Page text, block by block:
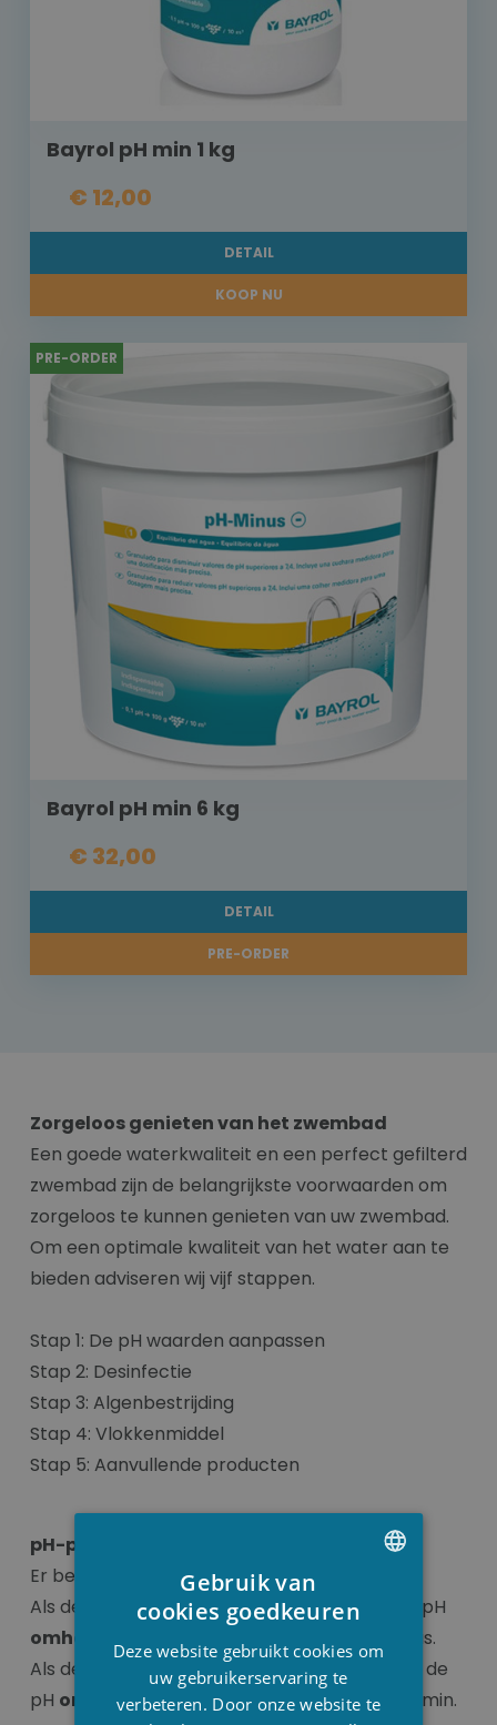
Bayrol pH min 1 kg
€ 12,00
DETAIL
KOOP NU
PRE-ORDER
Bayrol pH min 6 kg
€ 32,00
DETAIL
PRE-ORDER
Zorgeloos genieten van het zwembad
Een goede waterkwaliteit en een perfect gefilterd
zwembad zijn de belangrijkste voorwaarden om
zorgeloos te kunnen genieten van uw zwembad.
Om een optimale kwaliteit van het water aan te
bieden adviseren wij vijf stappen.
Stap 1: De pH waarden aanpassen
Stap 2: Desinfectie
Stap 3: Algenbestrijding
Stap 4: Vlokkenmiddel
Stap 5: Aanvullende producten
pH-plus of pH-min?
Er bestaan 2 soorten pH, pH-min en pH-plus.
Als de pH waarde onder 7,0 staat moet je de pH
omhoog krijgen en dit doe je met de pH-plus.
Als de pH waarde boven de 7,4 staat moet je de
pH omlaag krijgen en dit doe je met de pH-min.
ENGLISH
Gebruik van
cookies goedkeuren
Deze website gebruikt cookies om
uw gebruikerservaring te
verbeteren. Door onze website te